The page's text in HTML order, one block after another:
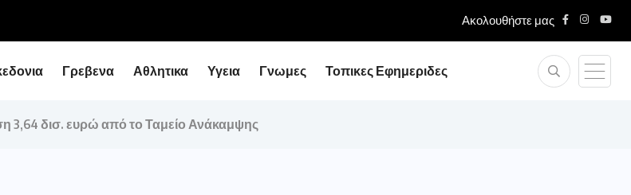
Ακολουθήστε μας
Γρεβενα Αθλητικα Υγεια Γνωμες Τοπικες Εφημεριδες
3,64 δισ. ευρώ από το Ταμείο Ανάκαμψης